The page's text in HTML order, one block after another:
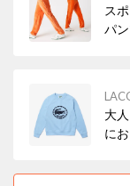
ス
パ
大
に